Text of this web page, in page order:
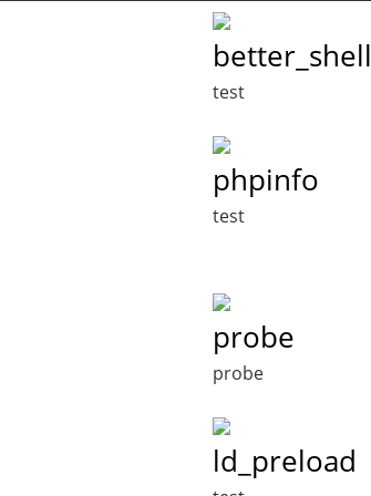
better_shell
test
phpinfo
test
probe
probe
ld_preload